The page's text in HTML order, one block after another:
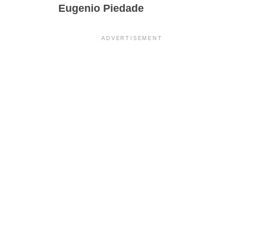
Eugenio Piedade
ADVERTISEMENT